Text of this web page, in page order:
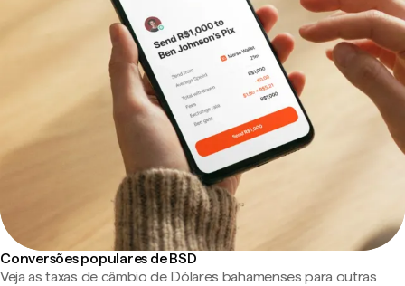
Conversões populares de BSD
Veja as taxas de câmbio de Dólares bahamenses para outras